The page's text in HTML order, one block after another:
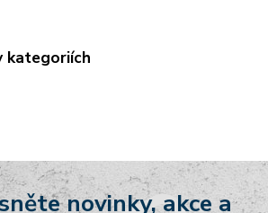
kategoriích
novinky, akce a